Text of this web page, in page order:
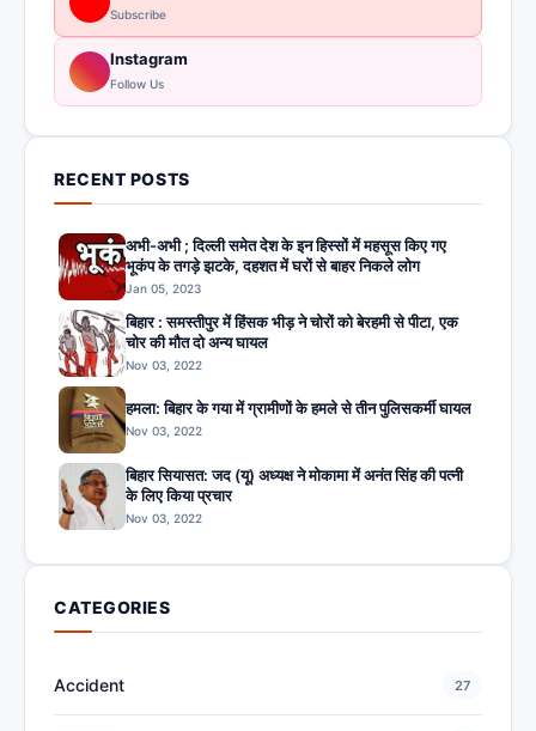
Subscribe
Instagram
Follow Us
RECENT POSTS
अभी-अभी ; दिल्ली समेत देश के इन हिस्सों में महसूस किए गए
भूकंप के तगड़े झटके, दहशत में घरों से बाहर निकले लोग
Jan 05, 2023
बिहार : समस्तीपुर में हिंसक भीड़ ने चोरों को बेरहमी से पीटा, एक
चोर की मौत दो अन्य घायल
Nov 03, 2022
हमला: बिहार के गया में ग्रामीणों के हमले से तीन पुलिसकर्मी घायल
Nov 03, 2022
बिहार सियासत: जद (यू) अध्यक्ष ने मोकामा में अनंत सिंह की पत्नी
के लिए किया प्रचार
Nov 03, 2022
CATEGORIES
Accident 27